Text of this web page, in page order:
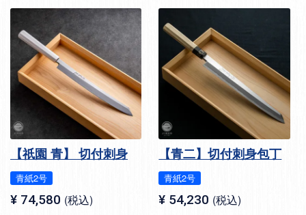
【祇園 青】 切付刺身
青紙2号
¥ 74,580 税込
【青二】切付刺身包丁
青紙2号
¥ 54,230 税込